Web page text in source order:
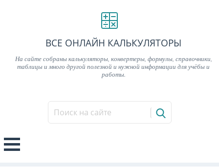
ВСЕ ОНЛАЙН КАЛЬКУЛЯТОРЫ
На сайте собраны калькуляторы, конвертеры, формулы, справочники,
таблицы и много другой полезной и нужной информации для учёбы и
работы.